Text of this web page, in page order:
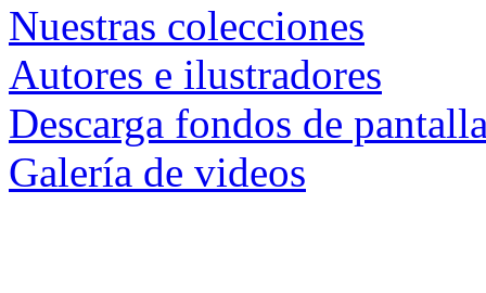
Nuestras colecciones
Autores e ilustradores
Descarga fondos de
Galería de videos